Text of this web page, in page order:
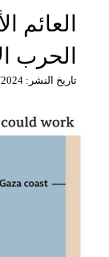
الحرب
تاريخ النشر: 14/04/2024 - عدد القراءات: 5247